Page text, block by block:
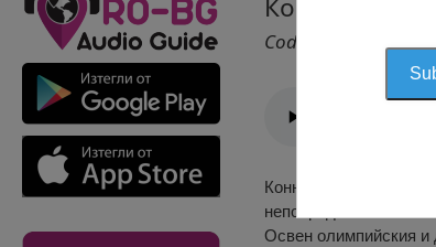
Конна База
Cod 2194
Конна база
непосредствена
Освен олимпийския и